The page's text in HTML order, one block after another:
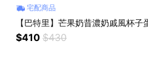
宅配商品
【巴特里】芒果奶昔濃奶戚風杯子
$410 $430